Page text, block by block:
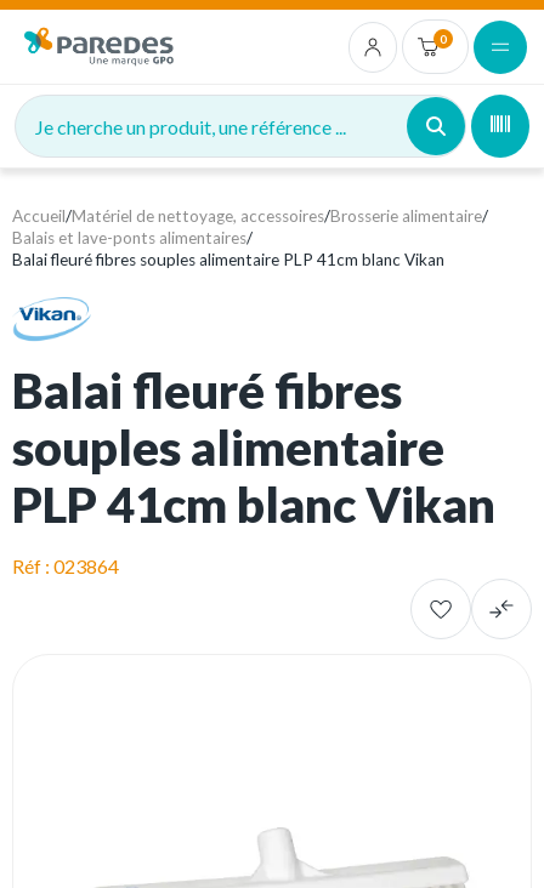
0
Je cherche un produit, une référence ...
Accueil/Matériel de nettoyage, accessoires/Brosserie alimentaire/
Balais et lave-ponts alimentaires/
Balai fleuré fibres souples alimentaire PLP 41cm blanc Vikan
Balai fleuré fibres
souples alimentaire
PLP 41cm blanc Vikan
Réf : 023864